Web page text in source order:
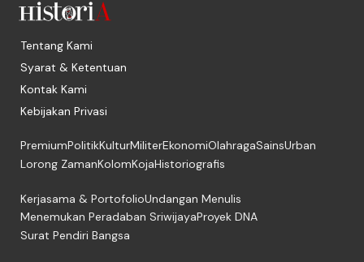
Tentang Kami
Syarat & Ketentuan
Kontak Kami
Kebijakan Privasi
PremiumPolitikKulturMiliterEkonomiOlahragaSainsUrban
Lorong ZamanKolomKojaHistoriografis
Kerjasama & PortofolioUndangan Menulis
Menemukan Peradaban SriwijayaProyek DNA
Surat Pendiri Bangsa